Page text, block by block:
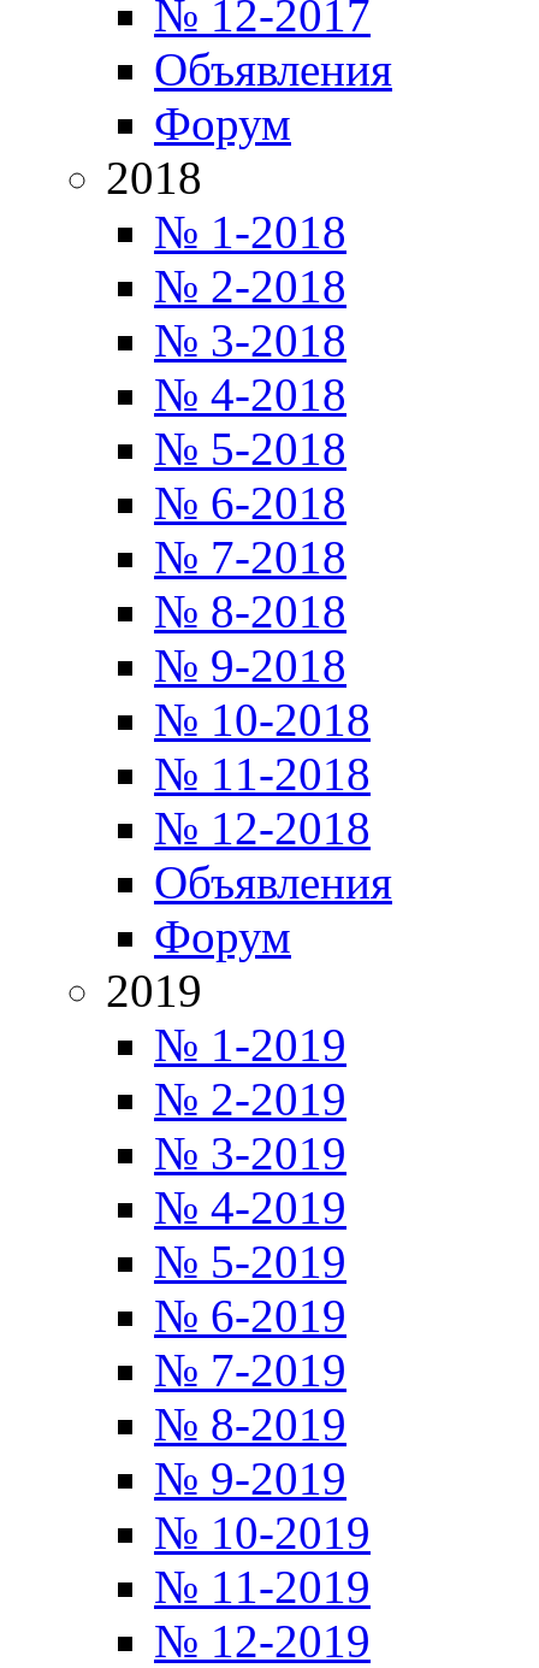
№ 12-2017
Объявления
Форум
2018
№ 1-2018
№ 2-2018
№ 3-2018
№ 4-2018
№ 5-2018
№ 6-2018
№ 7-2018
№ 8-2018
№ 9-2018
№ 10-2018
№ 11-2018
№ 12-2018
Объявления
Форум
2019
№ 1-2019
№ 2-2019
№ 3-2019
№ 4-2019
№ 5-2019
№ 6-2019
№ 7-2019
№ 8-2019
№ 9-2019
№ 10-2019
№ 11-2019
№ 12-2019